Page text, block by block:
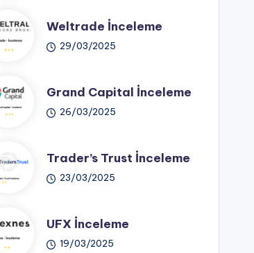
Weltrade İnceleme
29/03/2025
Grand Capital İnceleme
26/03/2025
Trader’s Trust İnceleme
23/03/2025
UFX İnceleme
19/03/2025